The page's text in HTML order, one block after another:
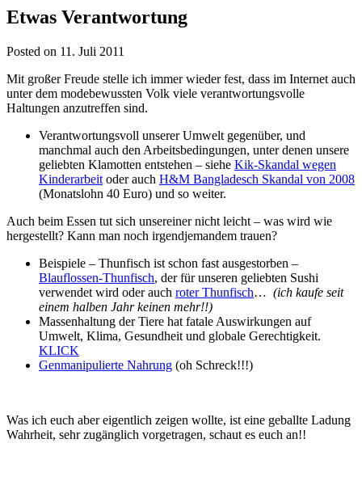
Etwas Verantwortung
Posted on 11. Juli 2011
Mit großer Freude stelle ich immer wieder fest, dass im Internet auch
unter dem modebewussten Volk viele verantwortungsvolle
Haltungen anzutreffen sind.
Verantwortungsvoll unserer Umwelt gegenüber, und
manchmal auch den Arbeitsbedingungen, unter denen unsere
geliebten Klamotten entstehen – siehe Kik-Skandal wegen
Kinderarbeit oder auch H&M Bangladesch Skandal von 2008
(Monatslohn 40 Euro) und so weiter.
Auch beim Essen tut sich unsereiner nicht leicht – was wird wie
hergestellt? Kann man noch irgendjemandem trauen?
Beispiele – Thunfisch ist schon fast ausgestorben –
Blauflossen-Thunfisch, der für unseren geliebten Sushi
verwendet wird oder auch roter Thunfisch… (ich kaufe seit
einem halben Jahr keinen mehr!!)
Massenhaltung der Tiere hat fatale Auswirkungen auf
Umwelt, Klima, Gesundheit und globale Gerechtigkeit.
KLICK
Genmanipulierte Nahrung (oh Schreck!!!)
Was ich euch aber eigentlich zeigen wollte, ist eine geballte Ladung
Wahrheit, sehr zugänglich vorgetragen, schaut es euch an!!